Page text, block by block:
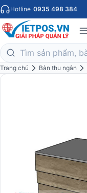
Hotline 0935 498 384
Trang chủ Bàn thu ngân